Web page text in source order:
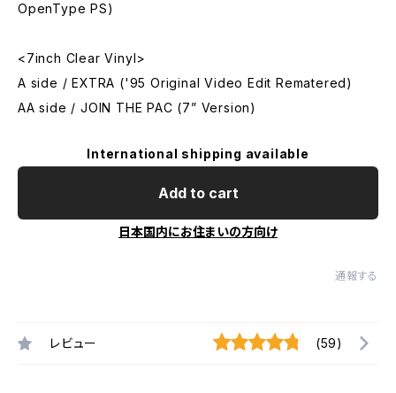
OpenType PS)
<7inch Clear Vinyl>
A side / EXTRA ('95 Original Video Edit Rematered)
AA side / JOIN THE PAC (7” Version)
International shipping available
Add to cart
日本国内にお住まいの方向け
通報する
レビュー (59)